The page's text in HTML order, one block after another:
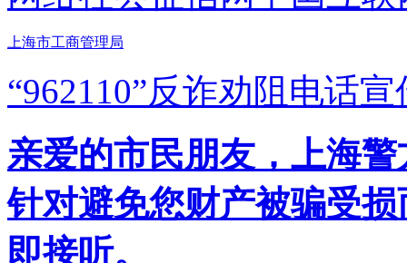
上海市工商管理局
“962110”反诈劝阻电话宣
亲爱的市民朋友，上海
针对避免您财产被骗受
即接听。